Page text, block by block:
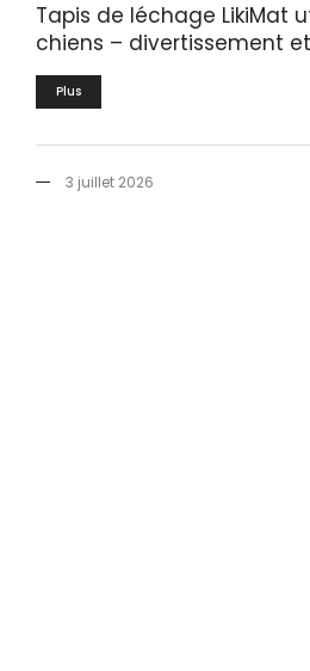
Tapis de léchage LikiMat
chiens – divertissement
Plus
3 juillet 2026